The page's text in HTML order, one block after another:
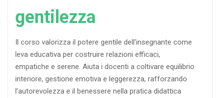
gentilezza
Il corso valorizza il potere gentile dell’insegnante come
leva educativa per costruire relazioni efficaci,
empatiche e serene. Aiuta i docenti a coltivare equilibrio
interiore, gestione emotiva e leggerezza, rafforzando
l’autorevolezza e il benessere nella pratica didattica